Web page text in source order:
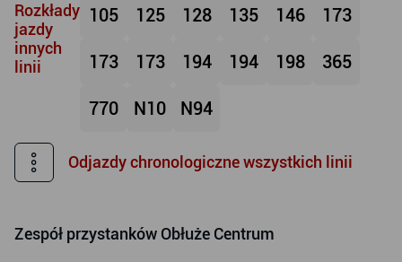
Rozkłady
jazdy
innych
linii
105 125 128 135 146 173
173 173 194 194 198 365
770 N10 N94
Odjazdy chronologiczne wszystkich linii
Zespół przystanków Obłuże Centrum